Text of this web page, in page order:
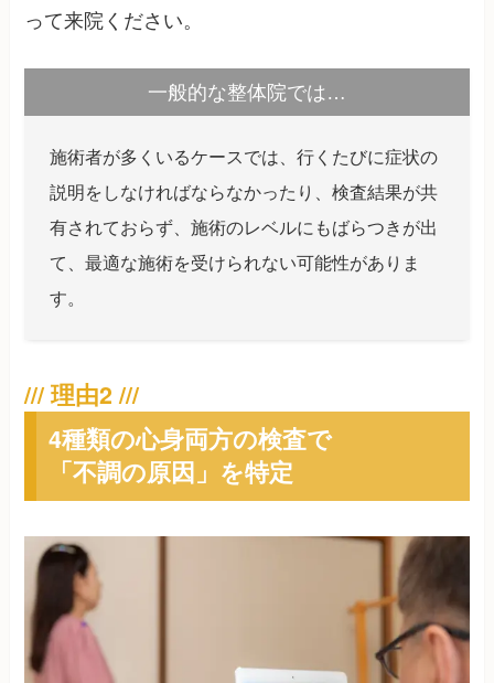
って来院ください。
一般的な整体院では…
施術者が多くいるケースでは、行くたびに症状の
説明をしなければならなかったり、検査結果が共
有されておらず、施術のレベルにもばらつきが出
て、最適な施術を受けられない可能性がありま
す。
4種類の心身両方の検査で
「不調の原因」を特定